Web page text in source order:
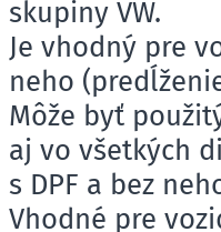
skupiny VW.
Je vhodný pre
neho
Môže byť
aj vo všetkých
s DPF a bez
Vhodné pre